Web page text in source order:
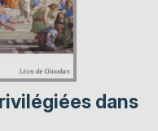
dans